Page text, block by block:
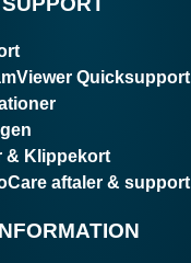
Quicksupport
& Klippekort
aftaler & support